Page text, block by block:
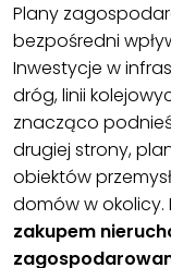
Plany
bezpośredni
Inwestycje w
dróg, linii
znacząco
drugiej strony,
obiektów
domów w okolicy.
zakupem